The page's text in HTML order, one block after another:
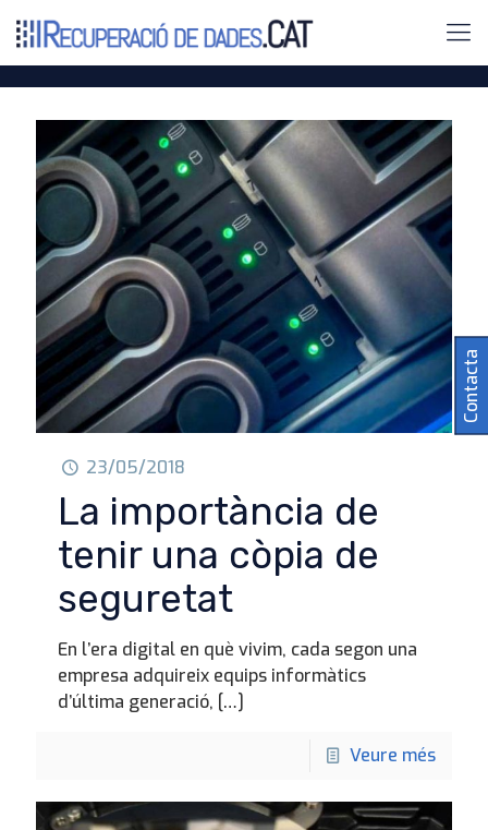
23/05/2018
La importància de
tenir una còpia de
seguretat
En l’era digital en què vivim, cada segon una
empresa adquireix equips informàtics
d’última generació, […]
Veure més
Contacta